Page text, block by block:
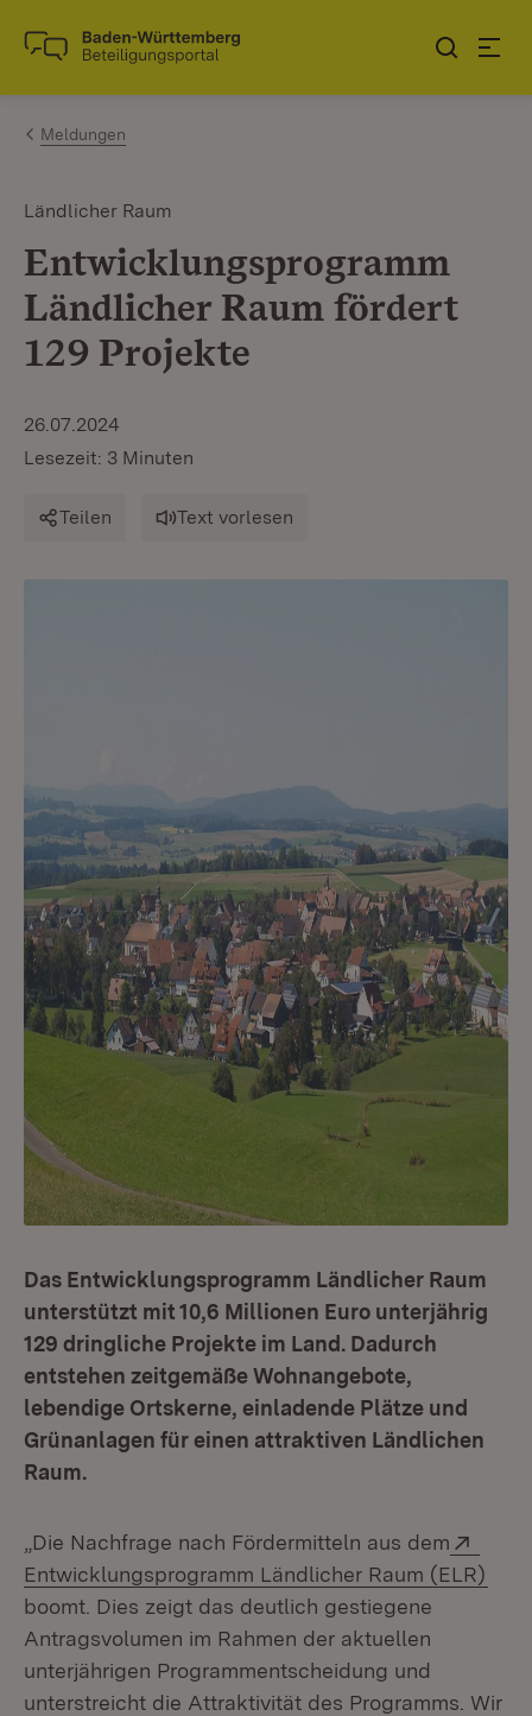
Zum Inhalt springen
Link zur Startseite
Meldungen
Ländlicher Raum
Entwicklungsprogramm
Ländlicher Raum fördert
129 Projekte
26.07.2024
Lesezeit: 3 Minuten
Teilen Text vorlesen
Das Entwicklungsprogramm Ländlicher Raum
unterstützt mit 10,6 Millionen Euro unterjährig
129 dringliche Projekte im Land. Dadurch
entstehen zeitgemäße Wohnangebote,
lebendige Ortskerne, einladende Plätze und
Grünanlagen für einen attraktiven Ländlichen
Raum.
„Die Nachfrage nach Fördermitteln aus dem
Entwicklungsprogramm Ländlicher Raum (ELR)
boomt. Dies zeigt das deutlich gestiegene
Antragsvolumen im Rahmen der aktuellen
unterjährigen Programmentscheidung und
unterstreicht die Attraktivität des Programms. Wir